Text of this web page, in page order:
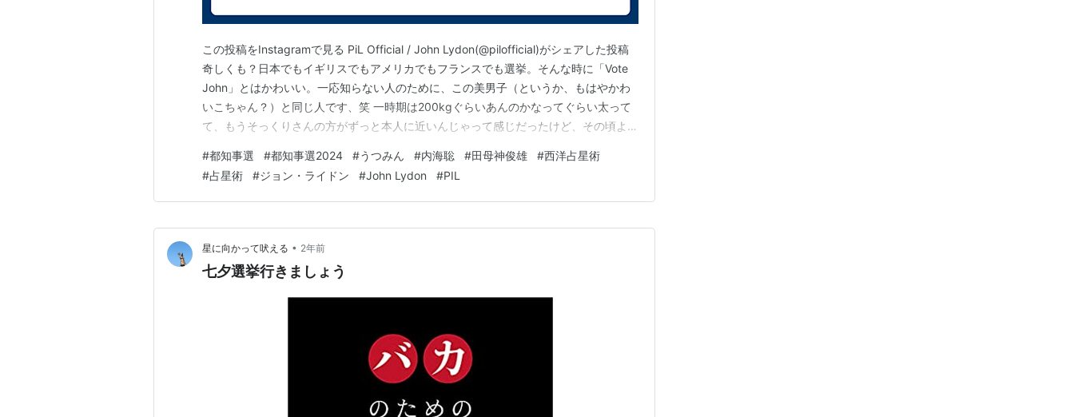
この投稿をInstagramで見る PiL Official / John Lydon(@pilofficial)がシェアした投稿
奇しくも？日本でもイギリスでもアメリカでもフランスでも選挙。そんな時に「Vote
John」とはかわいい。一応知らない人のために、この美男子（というか、もはやかわ
いこちゃん？）と同じ人です、笑 一時期は200kgぐらいあんのかなってぐらい太って
て、もうそっくりさんの方がずっと本人に近いんじゃって感じだったけど、その頃より
もっておしゃれだなー。こんなマシマロみたいなセットアップ、どこに売っ…
#都知事選 #都知事選2024 #うつみん #内海聡 #田母神俊雄 #西洋占星術
#占星術 #ジョン・ライドン #John Lydon #PIL
星に向かって吠える • 2年前
七夕選挙行きましょう